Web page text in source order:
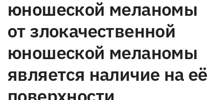
юношеской меланомы
от злокачественной
юношеской меланомы
является наличие на её